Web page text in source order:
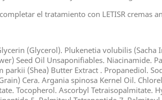
el tratamiento con LETISR cremas
(Glycerol). Plukenetia volubilis
Seed Oil Unsaponifiables. Niacinamide.
parkii (Shea) Butter Extract . Propanediol.
Cera. Argania spinosa Kernel Oil.
Tocopherol. Ascorbyl Tetraisopalmitate.